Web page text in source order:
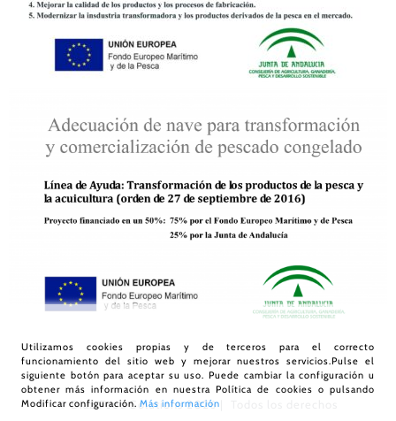
© Díaz Food Solutions2026 | Todos los derechos
Utilizamos cookies propias y de terceros para el correcto
funcionamiento del sitio web y mejorar nuestros servicios.Pulse el
siguiente botón para aceptar su uso. Puede cambiar la configuración u
obtener más información en nuestraPolítica de cookies o pulsando
Modificar configuración. Más información